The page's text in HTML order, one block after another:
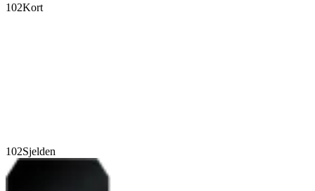
102Kort
102Sjelden